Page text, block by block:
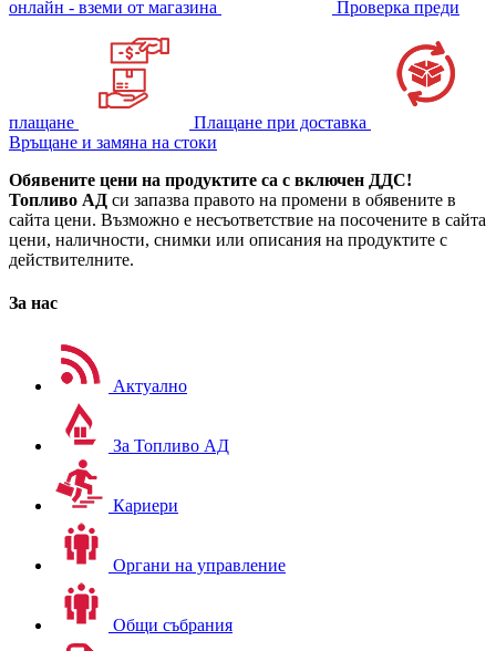
онлайн - вземи от магазина Проверка преди
плащане
Плащане при доставка
Връщане и замяна на стоки
Обявените цени на продуктите са с включен ДДС!
Топливо АД си запазва правото на промени в обявените в
сайта цени. Възможно е несъответствие на посочените в сайта
цени, наличности, снимки или описания на продуктите с
действителните.
За нас
Актуално
За Топливо АД
Кариери
Органи на управление
Общи събрания